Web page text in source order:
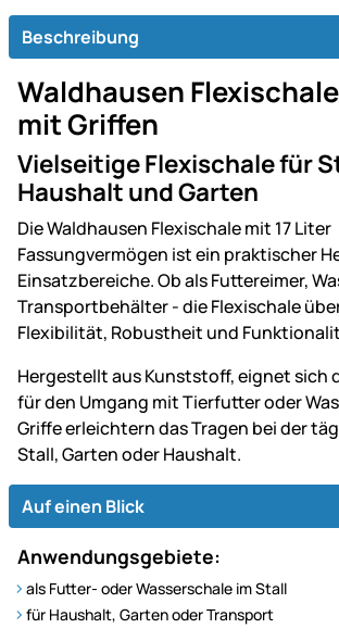
Beschreibung
Waldhausen
mit Griffen
Vielseitige Flexischale für
Haushalt und Garten
Die Waldhausen Flexischale mit 17 Liter
Fassungvermögen ist ein praktischer
Einsatzbereiche. Ob als Futtereimer,
Transportbehälter - die Flexischale
Flexibilität, Robustheit und
Hergestellt aus Kunststoff, eignet sich
für den Umgang mit Tierfutter oder
Griffe erleichtern das Tragen bei der
Stall, Garten oder Haushalt.
Auf einen Blick
Anwendungsgebiete:
als Futter- oder Wasserschale im Stall
für Haushalt, Garten oder Transport